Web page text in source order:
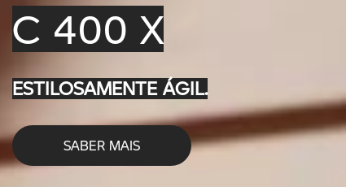
C 400 X
ESTILOSAMENTE ÁGIL.
SABER MAIS